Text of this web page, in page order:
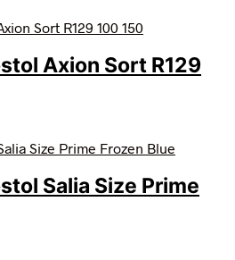
Axion Sort R129
Salia Size Prime